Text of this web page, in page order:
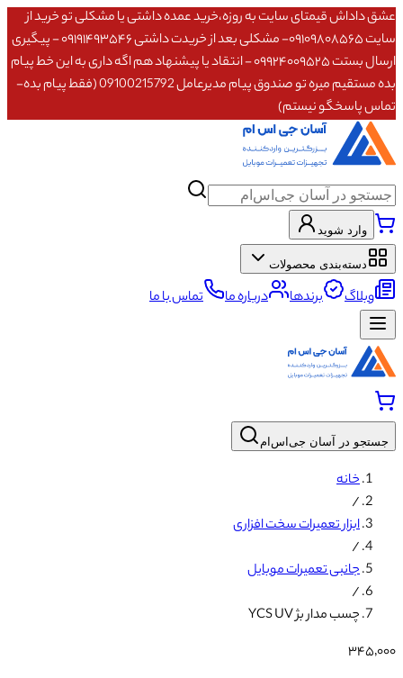
عشق داداش قیمتای سایت به روزه،خرید عمده داشتی یا مشکلی تو خرید از
سایت ۰۹۱۰۹۸۰۸۵۶۵- مشکلی بعد از خریدت داشتی ۰۹۱۹۱۴۹۳۵۴۶ - پیگیری
ارسال بستت ۰۹۹۲۴۰۰۹۵۲۵ - انتقاد یا پیشنهاد هم اگه داری به این خط پیام
بده مستقیم میره تو صندوق پیام مدیرعامل 09100215792 (فقط پیام بده-
تماس پاسخگو نیستم)
وارد شوید
دسته‌بندی محصولات
وبلاگ برندها درباره ما تماس با ما
جستجو در آسان جی‌اس‌ام
خانه
/
ابزار تعمیرات سخت افزاری
/
جانبی تعمیرات موبایل
/
چسب مدار بژ YCS UV
۳۴۵٬۰۰۰